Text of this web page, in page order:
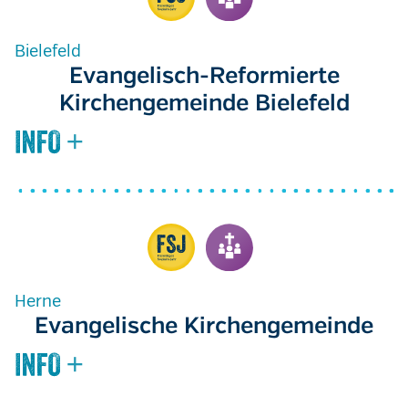
Bielefeld
Evangelisch-Reformierte
Kirchengemeinde Bielefeld
Herne
Evangelische Kirchengemeinde